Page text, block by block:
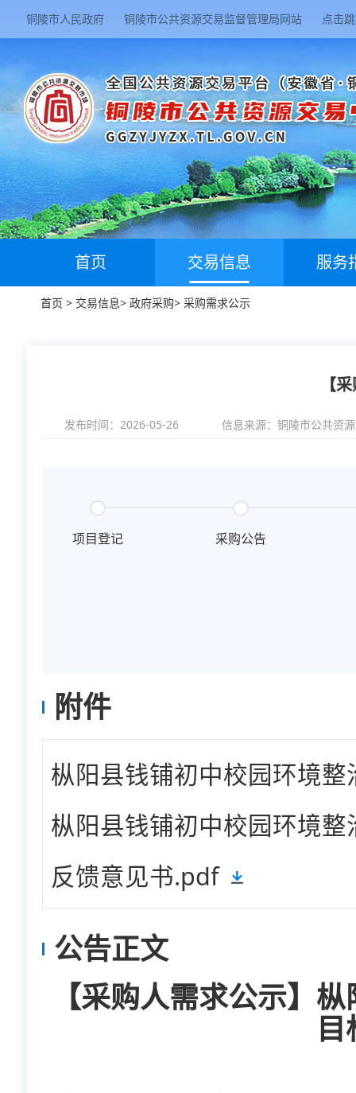
铜陵市人民政府 铜陵市公共资源交易监督管理局网站 点击
首页 交易信息 服务
首页 > 交易信息> 政府采购> 采购需求公示
【
发布时间：2026-05-26 信息来源： 铜陵市公共资
项目登记 采购公告
附件
枞阳县钱铺初中校园环境
枞阳县钱铺初中校园环境
反馈意见书.pdf
公告正文
【采购人需求公示】